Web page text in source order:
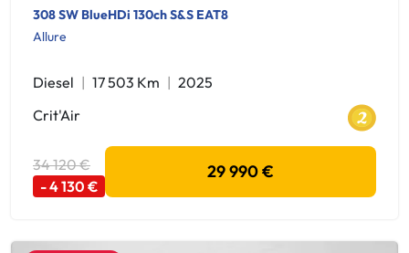
308 SW BlueHDi 130ch S&S EAT8
Allure
Diesel 17 503 Km
2025
Crit'Air
34 120 €
- 4 130 €
29 990 €